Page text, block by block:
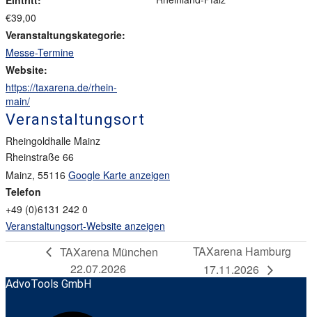
€39,00
Veranstaltungskategorie:
Messe-Termine
Website:
https://taxarena.de/rhein-
main/
Veranstaltungsort
Rheingoldhalle Mainz
Rheinstraße 66
Mainz, 55116 Google Karte anzeigen
Telefon
+49 (0)6131 242 0
Veranstaltungsort-Website anzeigen
TAXarena München
22.07.2026
TAXarena Hamburg
17.11.2026
AdvoTools GmbH